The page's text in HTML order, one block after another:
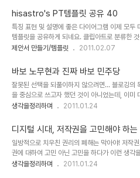
것으로 압니다. 특히, 지구 상의 분쟁 중 대부분은
관련이 있다는 점은 아이러니하게도 그것을 증명
말로 해석할 때 "힘"이란 뜻에서는 간단치 않은
도 합니다. 정말로 생각해 보면, 우리가 살아가는
너지에 대한 속박이 가장 큰 것이 아닐까 싶습니
이 어둠과 추위 속에서 고생..
hisastro's PT템플릿 공유 40
특징 표현 및 설명에 좋은 다이어그램 이제 모두
템플릿을 공유하게 되네요. 클립아트로 분류한
지만... 암튼, 제안서 만드시는데 조금이라도 도움
통으로써 상호작용 그 보탬의 행복을 느끼실 수
울러 공유하는 이 템플릿들이 좋은 의미로써 나
시하는데 있어 방법적 도구가 된다면 이보다 좋
다. 아무쪼록 좋은 일들이 가득한 날들 되시길 기
상업용이 아니라면 마음껏 사용하셔도 좋습니다.
블로그에서만 하도록 하겠..
제안서 만들기/템플릿 2011.02.07
바보 노무현과 진짜 바보 민주당
잘못된 선택을 되풀이하지 않으려면... 블로깅의
을 중심으로 쓰고자 했던 것이 아니었는데, 이미
시사와 정치를 주로 하는 블로그가 되어 버렸습니
혔듯이 현재는 그 무엇보다도 우리들의 인간 본위
것이 가장 중요한 일이 아닌가라는 생각을 다시
잘것없는 자의 쓸데없고 부질없는 일일지는 몰
2009년 9월 처음 작성하였고, 지난 2010년
생각하다가 일부 내용을 추가하여 재발행하였으
생각을정리하며 2011.01.24
디지털 시대, 저작권을 고민해야 하는
일방적으로 치우친 권리의 폐해는 막아야! 저작
권에 대하여 고민 아닌 고민을 하다가 이런 생각
떠한 권리가 한쪽으로 치우쳤을 땐 반드시 문제가
생각을정리하며 2011.01.24